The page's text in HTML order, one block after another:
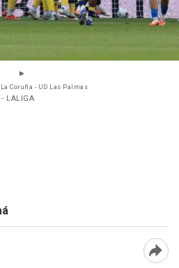
Coruña - UD Las Palmas
- LALIGA